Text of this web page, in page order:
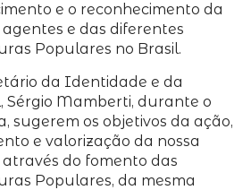
e o reconhecimento da
e das diferentes
Populares no Brasil.
da Identidade e da
Sérgio Mamberti, durante o
sugerem os objetivos da ação,
e valorização da nossa
do fomento das
Populares, da mesma